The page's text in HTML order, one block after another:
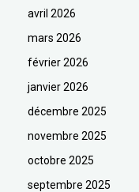
avril 2026
mars 2026
février 2026
janvier 2026
décembre 2025
novembre 2025
octobre 2025
septembre 2025